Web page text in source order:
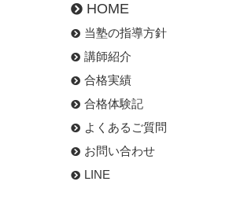
HOME
当塾の指導方針
講師紹介
合格実績
合格体験記
よくあるご質問
お問い合わせ
LINE